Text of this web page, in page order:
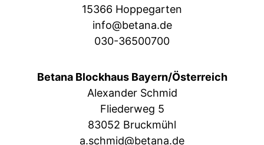
15366 Hoppegarten
info@betana.de
030-36500700
Betana Blockhaus Bayern/Österreich
Alexander Schmid
Fliederweg 5
83052 Bruckmühl
a.schmid@betana.de